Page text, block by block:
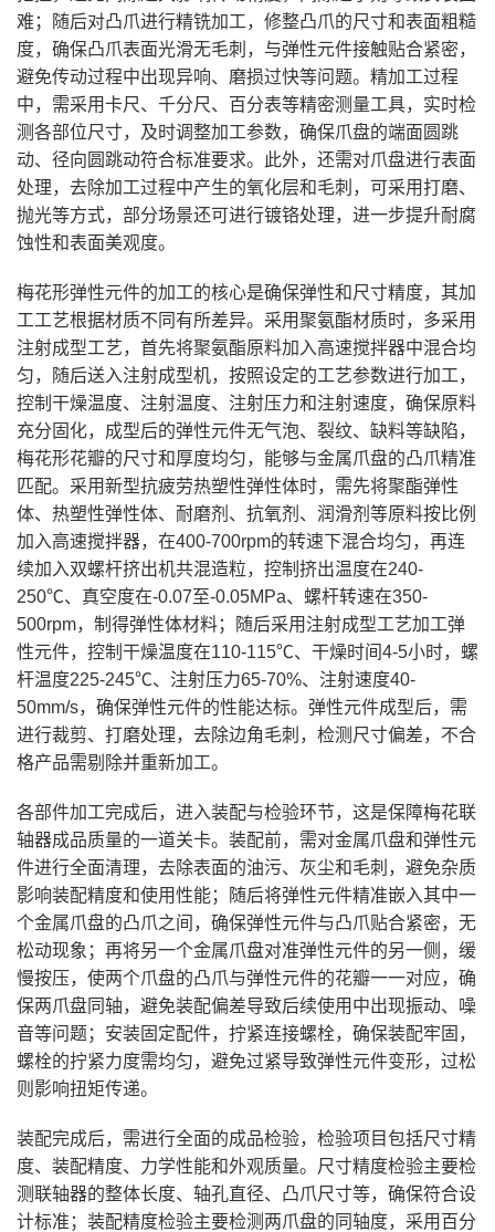
难；随后对凸爪进行精铣加工，修整凸爪的尺寸和表面粗糙
度，确保凸爪表面光滑无毛刺，与弹性元件接触贴合紧密，
避免传动过程中出现异响、磨损过快等问题。精加工过程
中，需采用卡尺、千分尺、百分表等精密测量工具，实时检
测各部位尺寸，及时调整加工参数，确保爪盘的端面圆跳
动、径向圆跳动符合标准要求。此外，还需对爪盘进行表面
处理，去除加工过程中产生的氧化层和毛刺，可采用打磨、
抛光等方式，部分场景还可进行镀铬处理，进一步提升耐腐
蚀性和表面美观度。
梅花形弹性元件的加工的核心是确保弹性和尺寸精度，其加
工工艺根据材质不同有所差异。采用聚氨酯材质时，多采用
注射成型工艺，首先将聚氨酯原料加入高速搅拌器中混合均
匀，随后送入注射成型机，按照设定的工艺参数进行加工，
控制干燥温度、注射温度、注射压力和注射速度，确保原料
充分固化，成型后的弹性元件无气泡、裂纹、缺料等缺陷，
梅花形花瓣的尺寸和厚度均匀，能够与金属爪盘的凸爪精准
匹配。采用新型抗疲劳热塑性弹性体时，需先将聚酯弹性
体、热塑性弹性体、耐磨剂、抗氧剂、润滑剂等原料按比例
加入高速搅拌器，在400-700rpm的转速下混合均匀，再连
续加入双螺杆挤出机共混造粒，控制挤出温度在240-
250℃、真空度在-0.07至-0.05MPa、螺杆转速在350-
500rpm，制得弹性体材料；随后采用注射成型工艺加工弹
性元件，控制干燥温度在110-115℃、干燥时间4-5小时，螺
杆温度225-245℃、注射压力65-70%、注射速度40-
50mm/s，确保弹性元件的性能达标。弹性元件成型后，需
进行裁剪、打磨处理，去除边角毛刺，检测尺寸偏差，不合
格产品需剔除并重新加工。
各部件加工完成后，进入装配与检验环节，这是保障梅花联
轴器成品质量的一道关卡。装配前，需对金属爪盘和弹性元
件进行全面清理，去除表面的油污、灰尘和毛刺，避免杂质
影响装配精度和使用性能；随后将弹性元件精准嵌入其中一
个金属爪盘的凸爪之间，确保弹性元件与凸爪贴合紧密，无
松动现象；再将另一个金属爪盘对准弹性元件的另一侧，缓
慢按压，使两个爪盘的凸爪与弹性元件的花瓣一一对应，确
保两爪盘同轴，避免装配偏差导致后续使用中出现振动、噪
音等问题；安装固定配件，拧紧连接螺栓，确保装配牢固，
螺栓的拧紧力度需均匀，避免过紧导致弹性元件变形，过松
则影响扭矩传递。
装配完成后，需进行全面的成品检验，检验项目包括尺寸精
度、装配精度、力学性能和外观质量。尺寸精度检验主要检
测联轴器的整体长度、轴孔直径、凸爪尺寸等，确保符合设
计标准；装配精度检验主要检测两爪盘的同轴度，采用百分